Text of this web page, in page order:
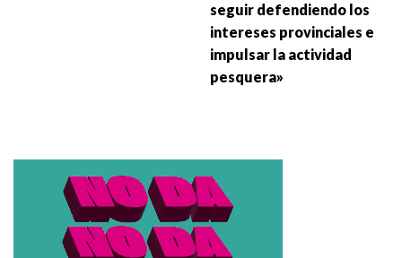
seguir defendiendo los
intereses provinciales e
impulsar la actividad
pesquera»